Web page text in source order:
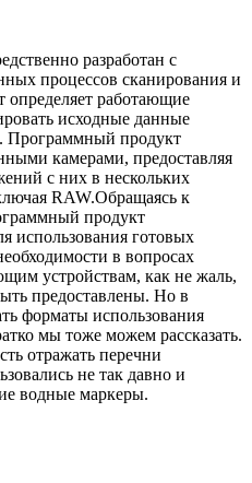
разработан с
процессов сканирования и
работающие
исходные данные
Программный продукт
камерами, предоставляя
с них в нескольких
RAW.Обращаясь к
продукт
использования готовых
в вопросах
устройствам, как не жаль,
предоставлены. Но в
форматы использования
мы тоже можем рассказать.
отражать перечни
не так давно и
водные маркеры.